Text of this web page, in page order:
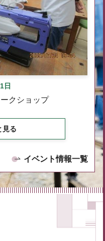
日
クショップ
見る
イベント情報一覧